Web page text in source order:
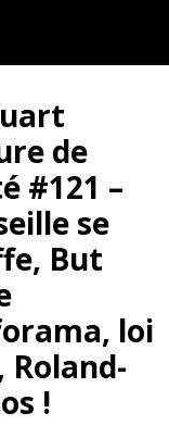
de
#121 –
se
But
loi
Roland-
!